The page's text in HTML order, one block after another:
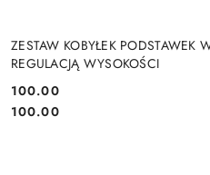
ZESTAW KOBYŁEK PODSTAWEK
REGULACJĄ WYSOKOŚCI
Cena:
100.00
Cena:
100.00